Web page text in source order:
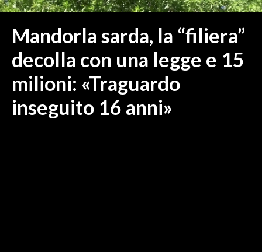
ITALIA
MONDO
POLITICA
ECONOMIA
Mandorla sarda, la “filiera”
decolla con una legge e 15
milioni: «Traguardo
inseguito 16 anni»